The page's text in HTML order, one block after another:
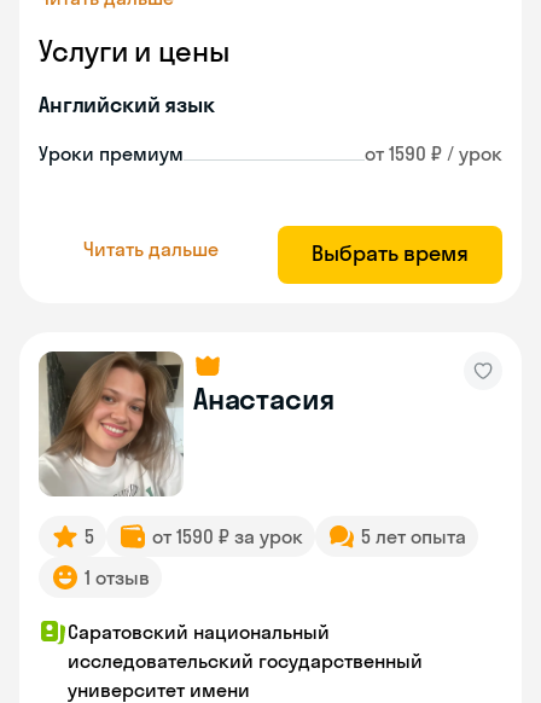
Услуги и цены
Английский язык
Уроки премиум от 1590 ₽ / урок
Читать дальше Выбрать время
Анастасия
5 от 1590 ₽ за урок
5 лет опыта
1 отзыв
Саратовский национальный
исследовательский государственный
университет имени